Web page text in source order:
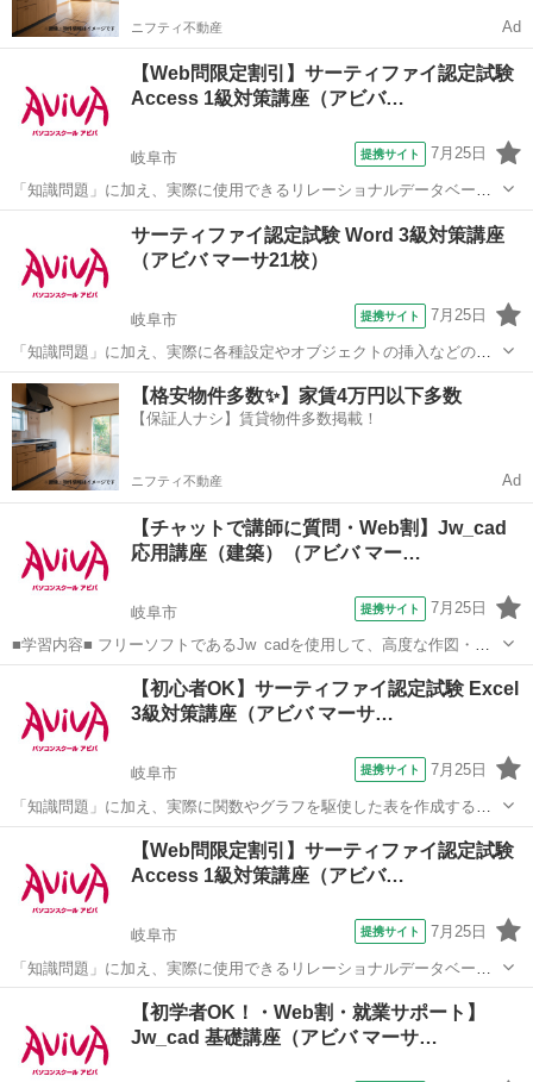
ニフティ不動産 Ad
【Web問限定割引】サーティファイ認定試験
Access 1級対策講座（アビバ…
岐阜市 提携サイト 7月25日
「知識問題」に加え、実際に使用できるリレーショナルデータベース
を作成する「実技問題」を解くことで、実践的な能力を証明できる資
格制度の、1級対策講座です。サーティファイ認定試験 Word 3級対策講座
（アビバ マーサ21校）
岐阜市 提携サイト 7月25日
「知識問題」に加え、実際に各種設定やオブジェクトの挿入などの機
能を駆使した文書を作成する「実技問題」を解くことで、実践的な能
力を証明できる資格制度の、3級対策講座です。
岐阜 岐阜市 その他
【格安物件多数✨】家賃4万円以下多数
【保証人ナシ】賃貸物件多数掲載！
ニフティ不動産 Ad
【チャットで講師に質問・Web割】Jw_cad
応用講座（建築）（アビバ マー…
岐阜市 提携サイト 7月25日
■学習内容■ フリーソフトであるJw_cadを使用して、高度な作図・編
集機能やオプション機能を学習し、機能定着のために建築図面の作図
その他
【初心者OK】サーティファイ認定試験 Excel
3級対策講座（アビバ マーサ…
岐阜市 提携サイト 7月25日
「知識問題」に加え、実際に関数やグラフを駆使した表を作成する
「実技問題」を解くことで、実践的な能力を証明できる資格制度の、3
その他
【Web問限定割引】サーティファイ認定試験
Access 1級対策講座（アビバ…
岐阜市 提携サイト 7月25日
「知識問題」に加え、実際に使用できるリレーショナルデータベース
を作成する「実技問題」を解くことで、実践的な能力を証明できる資
格制度の、1級対策講座です。
その他
【初学者OK！・Web割・就業サポート】
Jw_cad 基礎講座（アビバ マーサ…